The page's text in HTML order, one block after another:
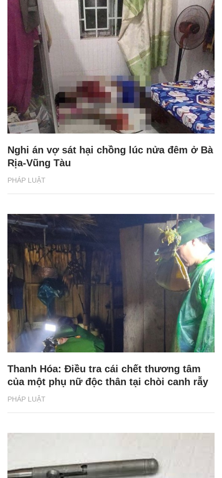
PHÁP LUẬT
Nghi án vợ sát hại chồng lúc nửa đêm ở Bà
Rịa-Vũng Tàu
PHÁP LUẬT
Thanh Hóa: Điều tra cái chết thương tâm
của một phụ nữ độc thân tại chòi canh rẫy